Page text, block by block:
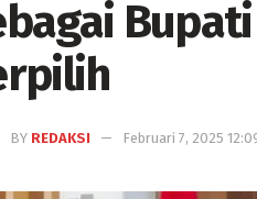
BY REDAKSI Februari 7, 2025